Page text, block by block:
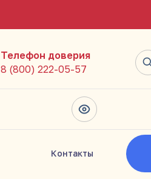
Телефон доверия
8 (800) 222-05-57
Контакты